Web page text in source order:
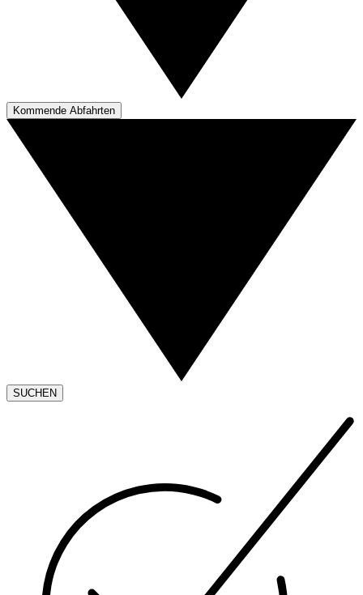
Kommende Abfahrten
SUCHEN